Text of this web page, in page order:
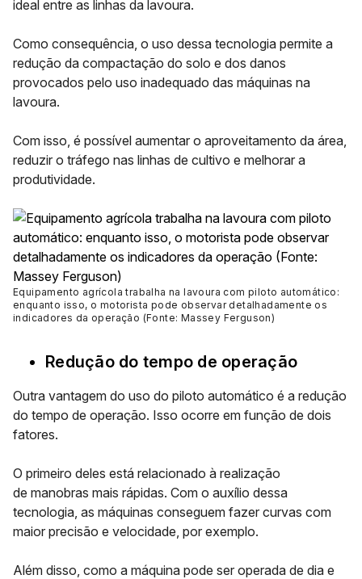
ideal entre as linhas da lavoura.
Como consequência, o uso dessa tecnologia permite a
redução da compactação do solo e dos danos
provocados pelo uso inadequado das máquinas na
lavoura.
Com isso, é possível aumentar o aproveitamento da área,
reduzir o tráfego nas linhas de cultivo e melhorar a
produtividade.
Equipamento agrícola trabalha na lavoura com piloto automático:
enquanto isso, o motorista pode observar detalhadamente os
indicadores da operação (Fonte: Massey Ferguson)
Redução do tempo de operação
Outra vantagem do uso do piloto automático é a redução
do tempo de operação. Isso ocorre em função de dois
fatores.
O primeiro deles está relacionado à realização
de manobras mais rápidas. Com o auxílio dessa
tecnologia, as máquinas conseguem fazer curvas com
maior precisão e velocidade, por exemplo.
Além disso, como a máquina pode ser operada de dia e